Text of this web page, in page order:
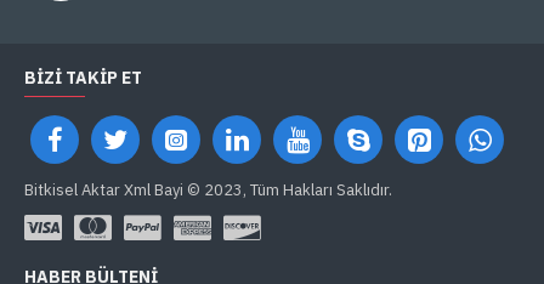
BIZI TAKIP ET
Bitkisel Aktar Xml Bayi © 2023, Tüm Hakları Saklıdır.
HABER BÜLTENI